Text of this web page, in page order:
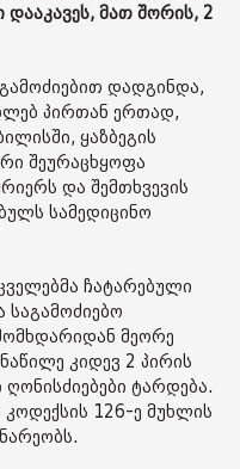
მათ შორის, 2
დადგინდა,
პირთან ერთად,
ყაზბეგის
შეურაცხყოფა
და შემთხვევის
სამედიცინო
ჩატარებული
საგამოძიებო
მეორე
კიდევ 2 პირის
ღონისძიებები ტარდება.
126-ე მუხლის